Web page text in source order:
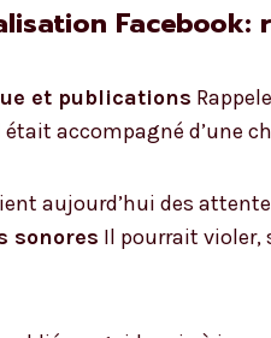
et publications
accompagné d’une
aujourd’hui des
sonores Il pourrait violer,